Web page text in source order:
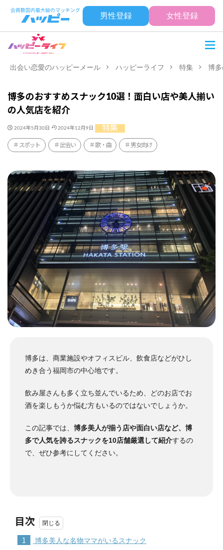
男性登録 女性登録
出会い恋愛のハッピーメール ハッピーライフ 特集 博
博多のおすすめスナック10選！面白い店や美人揃い
の人気店を紹介
2024年5月30日 2024年12月9日 特集
スポット 出会い 歌・曲 男女向け
博多は、商業施設やオフィスビル、飲食店などがひし
めき合う福岡市の中心地です。
飲み屋さんも多く立ち並んでいるため、どのお店でお
酒を楽しもうか悩む方もいるのではないでしょうか。
この記事では、 博多美人が揃う店や面白い店など、博
多で人気を誇るスナックを10店舗厳選して紹介するの
で、ぜひ参考にしてください。
目次
1 博多美人な名物ママがいるスナック